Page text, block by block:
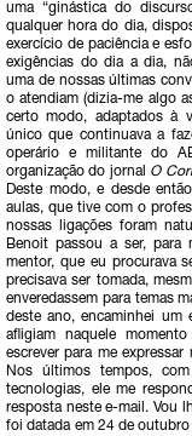
uma “ginástica do
qualquer hora do dia,
exercício de paciência e
exigências do dia a dia,
uma de nossas últimas
o atendiam (dizia-me algo
certo modo, adaptados à
único que continuava a
operário e militante do
organização do jornal O
Deste modo, e desde
aulas, que tive com o
nossas ligações foram
Benoit passou a ser, para
mentor, que eu procurava
precisava ser tomada,
enveredassem para temas
deste ano, encaminhei um
afligiam naquele
escrever para me
Nos últimos tempos,
tecnologias, ele me
resposta neste e-mail. Vou
foi datada em 24 de